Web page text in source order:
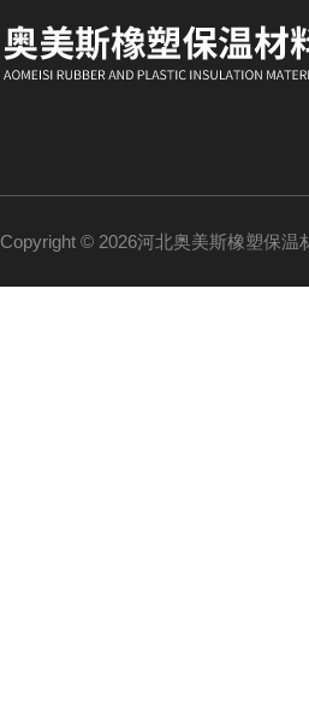
Copyright © 2026河北奥美斯橡塑保